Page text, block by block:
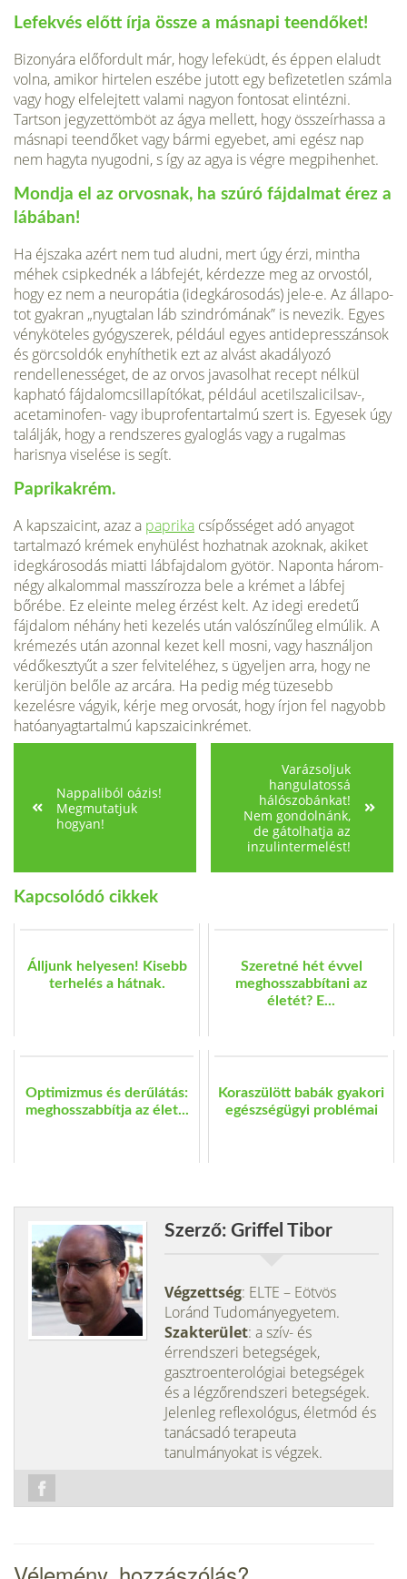
Lefekvés előtt írja össze a másnapi teendőket!
Bizonyára előfordult már, hogy lefeküdt, és éppen elaludt
volna, amikor hirtelen eszébe jutott egy befize­tetlen számla
vagy hogy elfelejtett valami nagyon fontosat elintézni.
Tartson jegyzettömböt az ágya mellett, hogy összeírhassa a
másnapi teendőket vagy bármi egyebet, ami egész nap
nem hagyta nyugodni, s így az agya is végre meg­pihenhet.
Mondja el az orvosnak, ha szúró fájdalmat érez a
lábá­ban!
Ha éjszaka azért nem tud aludni, mert úgy érzi, mint­ha
méhek csipkednék a lábfejét, kérdezze meg az orvostól,
hogy ez nem a neuropátia (idegkárosodás) jele-e. Az állapo­
tot gyakran „nyugtalan láb szindrómának” is nevezik. Egyes
vényköteles gyógyszerek, például egyes antidepresszánsok
és görcsoldók enyhíthetik ezt az alvást akadályozó
rendellenes­séget, de az orvos javasolhat recept nélkül
kapható fájdalom­csillapítókat, például acetilszalicilsav-,
acetaminofen- vagy ibuprofentartalmú szert is. Egyesek úgy
találják, hogy a rend­szeres gyaloglás vagy a rugalmas
harisnya viselése is segít.
Paprikakrém.
A kapszaicint, azaz a paprika csípősséget adó anyagot
tartalmazó krémek enyhülést hozhatnak azoknak, akiket
idegkárosodás miatti lábfajdalom gyötör. Naponta három-
négy alkalommal masszírozza bele a krémet a lábfej
bőrébe. Ez eleinte meleg érzést kelt. Az idegi eredetű
fájdalom néhány heti ke­zelés után valószínűleg elmúlik. A
krémezés után azonnal kezet kell mosni, vagy használjon
védőkesztyűt a szer felviteléhez, s ügyeljen arra, hogy ne
kerüljön belőle az arcára. Ha pedig még tüzesebb
kezelésre vágyik, kérje meg orvosát, hogy írjon fel nagyobb
hatóanyagtartalmú kapszaicinkrémet.
Nappaliból oázis!
Megmutatjuk
hogyan!
Varázsoljuk
hangulatossá
hálószobánkat!
Nem gondolnánk,
de gátolhatja az
inzulintermelést!
Kapcsolódó cikkek
Álljunk helyesen! Kisebb
terhelés a hátnak.
Szeretné hét évvel
meghosszabbítani az
életét? E...
Optimizmus és derűlátás:
meghosszabbítja az élet...
Koraszülött babák gyakori
egészségügyi problémai
Szerző: Griffel Tibor
Végzettség: ELTE – Eötvös
Loránd Tudományegyetem.
Szakterület: a szív- és
érrendszeri betegségek,
gasztroenterológiai betegségek
és a légzőrendszeri betegségek.
Jelenleg reflexológus, életmód és
tanácsadó terapeuta
tanulmányokat is végzek.